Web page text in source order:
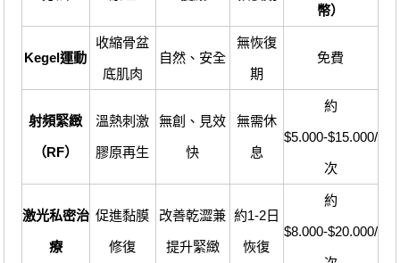
幣）
Kegel運動
收縮骨盆
底肌肉
自然、安全
無恢復
期
免費
射頻緊緻
（RF）
溫熱刺激
膠原再生
無創、見效
快
無需休
息
約
$5.000-$15.000/
次
激光私密治
療
促進黏膜
修復
改善乾澀兼
提升緊緻
約1-2日
恢復
約
$8.000-$20.000/